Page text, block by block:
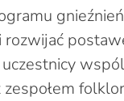
rozwijać